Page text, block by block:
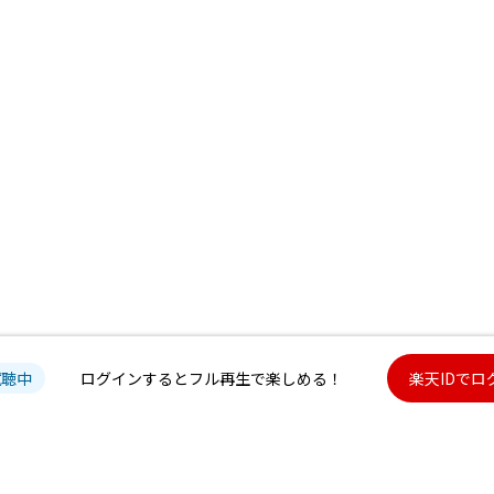
中 ログインするとフル再生で楽しめる！ 楽天IDでロ